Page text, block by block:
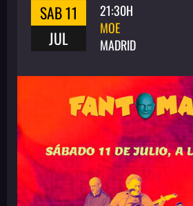
SAB 11
JUL
21:30H
MOE
MADRID